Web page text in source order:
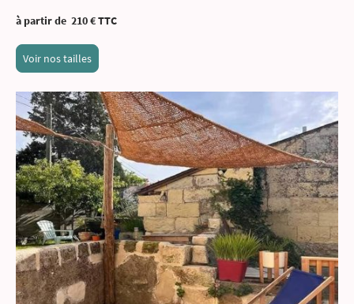
à partir de 210 € TTC
Voir nos tailles